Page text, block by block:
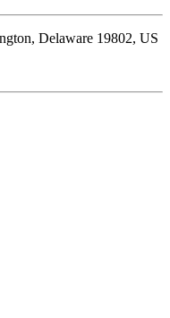
Delaware 19802, US